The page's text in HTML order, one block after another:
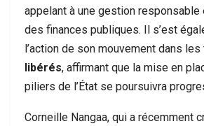
appelant à une gestion responsable
des finances publiques. Il s’est
l’action de son mouvement dans
libérés, affirmant que la mise en
piliers de l’État se poursuivra
Corneille Nangaa, qui a récemment